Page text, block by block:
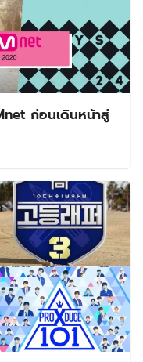
ก่อนเดินหน้าสู่